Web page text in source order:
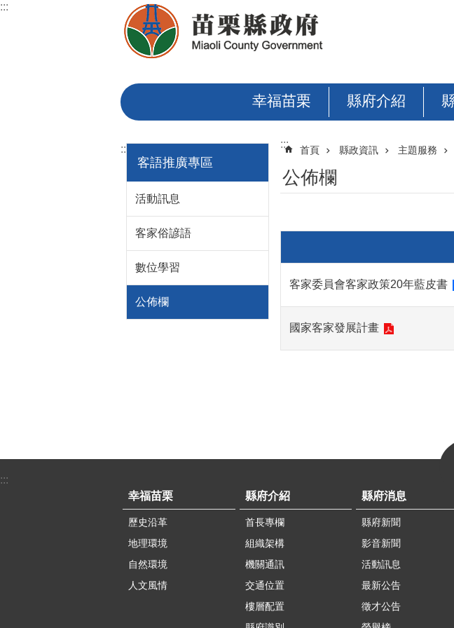
跳到主要內容區塊
:::
幸福苗栗 縣府介紹
:::
客語推廣專區
活動訊息
客家俗諺語
數位學習
公佈欄
::: 首頁 縣政資訊 主題服務
公佈欄
客家委員會客家政策20年藍皮書
國家客家發展計畫
:::
幸福苗栗
歷史沿革
地理環境
自然環境
人文風情
縣府介紹
首長專欄
組織架構
機關通訊
交通位置
樓層配置
縣府消息
縣府新聞
影音新聞
活動訊息
最新公告
徵才公告